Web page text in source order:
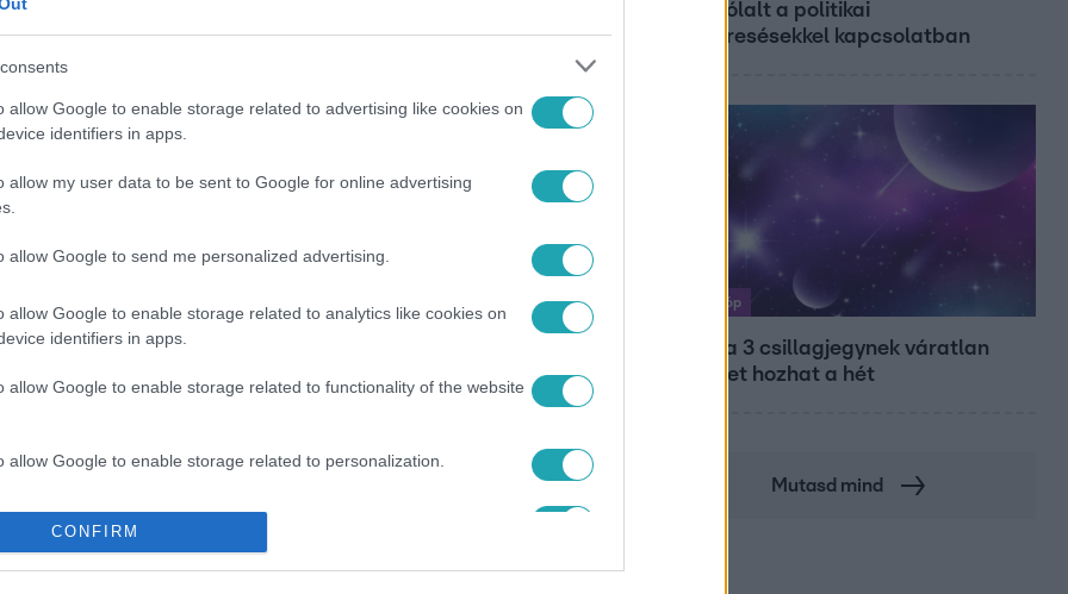
allow Google to enable storage related to advertising like cookies on
identifiers in apps.
allow my user data to be sent to Google for online advertising
allow Google to send me personalized advertising.
allow Google to enable storage related to analytics like cookies on
identifiers in apps.
allow Google to enable storage related to functionality of the website
allow Google to enable storage related to personalization.
allow Google to enable storage related to security, including
functionality and fraud prevention, and other user protection.
CONFIRM
legyen a Google-találatokban!
megszólalt a politikai
megkeresésekkel kapcsolatban
Horoszkóp
Ennek a 3 csillagjegynek váratlan
sikereket hozhat a hét
Mutasd mind